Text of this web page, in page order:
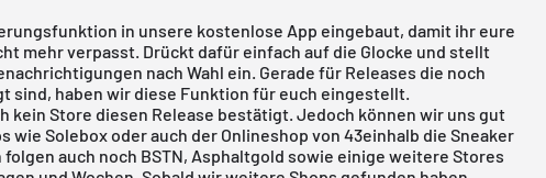
in unsere kostenlose App eingebaut, damit ihr eure
mehr verpasst. Drückt dafür einfach auf die Glocke und stellt
nach Wahl ein. Gerade für Releases die noch
sind, haben wir diese Funktion für euch eingestellt.
kein Store diesen Release bestätigt. Jedoch können wir uns gut
wie Solebox oder auch der Onlineshop von 43einhalb die Sneaker
auch noch BSTN, Asphaltgold sowie einige weitere Stores